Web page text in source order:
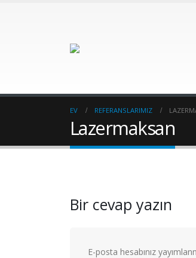
EV REFERANSLARIMIZ
Lazermaksan
Bir cevap yazın
E-posta hesabınız